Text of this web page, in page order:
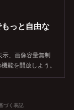
っと自由な
、画像容量無制
能を開放しよう。
づく表記